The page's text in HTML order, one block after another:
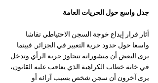
جدل واسع حول الحريات العامة
أثار قرار إيداع خوجة السجن الاحتياطي نقاشا
واسعا حول حدود حرية التعبير في الجزائر. فبينما
يرى البعض أن منشوراته تتجاوز حرية الرأي وتدخل
في خانة خطاب الكراهية الذي يعاقب عليه القانون،
يرى آخرون أن سجن شخص بسبب آرائه أو